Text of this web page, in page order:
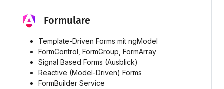
Formulare
Template-Driven Forms mit ngModel
FormControl, FormGroup, FormArray
Signal Based Forms (Ausblick)
Reactive (Model-Driven) Forms
FormBuilder Service